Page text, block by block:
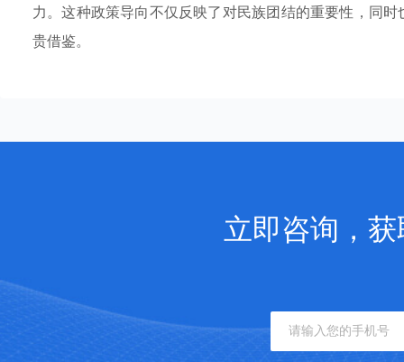
力。这种政策导向不仅反映了对民族团结的重要性，同
贵借鉴。
立即咨询，